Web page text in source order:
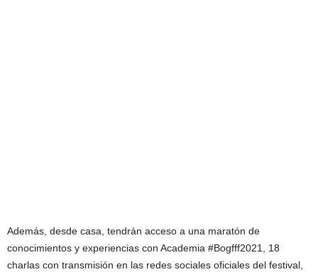
Además, desde casa, tendrán acceso a una maratón de
conocimientos y experiencias con Academia #Bogfff2021, 18
charlas con transmisión en las redes sociales oficiales del festival,